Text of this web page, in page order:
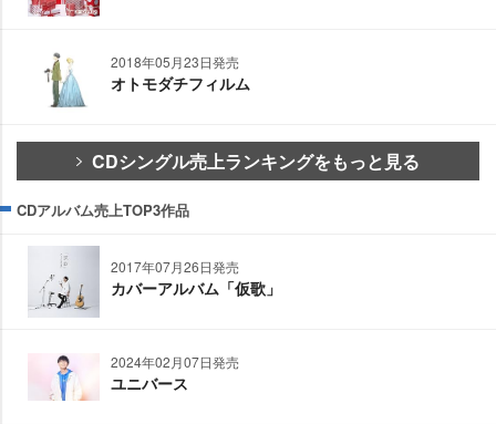
2018年05月23日発売
オトモダチフィルム
CDシングル売上ランキングをもっと見る
CDアルバム売上TOP3作品
2017年07月26日発売
カバーアルバム「仮歌」
2024年02月07日発売
ユニバース